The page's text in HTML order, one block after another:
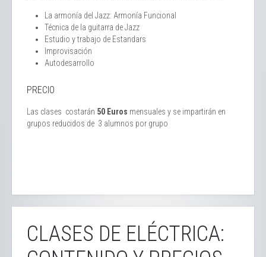
La armonía del Jazz: Armonía Funcional
Técnica de la guitarra de Jazz
Estudio y trabajo de Estandars
Improvisación
Autodesarrollo
PRECIO
Las clases costarán 50 Euros mensuales y se impartirán en
grupos reducidos de 3 alumnos por grupo
CLASES DE ELÉCTRICA: